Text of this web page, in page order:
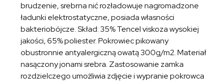
brudzenie, srebrna nić rozładowuje nagromadzone
ładunki elektrostatyczne, posiada własności
bakteriobójcze. Skład: 35% Tencel viskoza wysokiej
jakości, 65% poliester. Pokrowiec pikowany
obustronnie antyalergiczną owatą 300g/m2. Materiał
nasączony jonami srebra. Zastosowanie zamka
rozdzielczego umożliwia zdjęcie i wypranie pokrowca